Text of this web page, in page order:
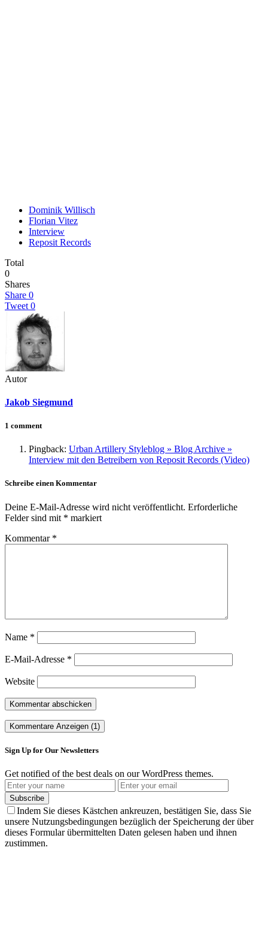
Dominik Willisch
Florian Vitez
Interview
Reposit Records
Total
0
Shares
Share 0
Tweet 0
Autor
Jakob Siegmund
1 comment
Pingback: Urban Artillery Styleblog » Blog Archive »
Interview mit den Betreibern von Reposit Records (Video)
Schreibe einen Kommentar
Deine E-Mail-Adresse wird nicht veröffentlicht. Erforderliche
Felder sind mit * markiert
Kommentar *
Name *
E-Mail-Adresse *
Website
Kommentare Anzeigen (1)
Sign Up for Our Newsletters
Get notified of the best deals on our WordPress themes.
Subscribe
Indem Sie dieses Kästchen ankreuzen, bestätigen Sie, dass Sie
unsere Nutzungsbedingungen bezüglich der Speicherung der über
dieses Formular übermittelten Daten gelesen haben und ihnen
zustimmen.